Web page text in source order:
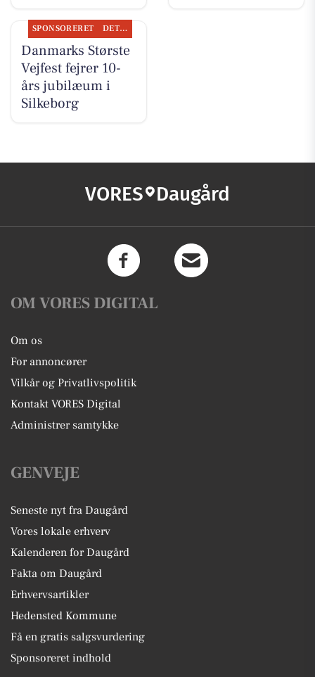
SPONSORERET DET SKER
Danmarks Største
Vejfest fejrer 10-
års jubilæum i
Silkeborg
VORES Daugård
OM VORES DIGITAL
Om os
For annoncører
Vilkår og Privatlivspolitik
Kontakt VORES Digital
Administrer samtykke
GENVEJE
Seneste nyt fra Daugård
Vores lokale erhverv
Kalenderen for Daugård
Fakta om Daugård
Erhvervsartikler
Hedensted Kommune
Få en gratis salgsvurdering
Sponsoreret indhold